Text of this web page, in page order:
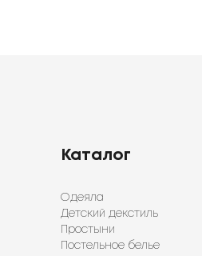
Каталог
Одеяла
Детский декстиль
Простыни
Постельное белье